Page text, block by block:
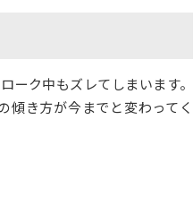
ーク中もズレてしまいます。
傾き方が今までと変わってく